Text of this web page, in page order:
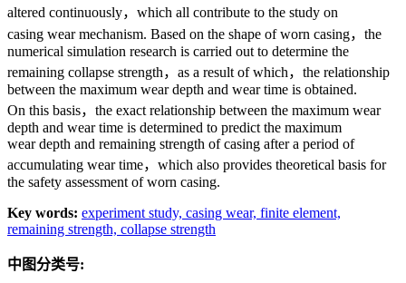
altered continuously，which all contribute to the study on
casing wear mechanism. Based on the shape of worn casing，the
numerical simulation research is carried out to determine the
remaining collapse strength，as a result of which，the relationship
between the maximum wear depth and wear time is obtained.
On this basis，the exact relationship between the maximum wear
depth and wear time is determined to predict the maximum
wear depth and remaining strength of casing after a period of
accumulating wear time，which also provides theoretical basis for
the safety assessment of worn casing.
Key words: experiment study, casing wear, finite element,
remaining strength, collapse strength
中图分类号: